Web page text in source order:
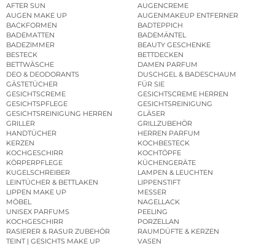
AFTER SUN
AUGENCREME
AUGEN MAKE UP
AUGENMAKEUP ENTFERNER
BACKFORMEN
BADTEPPICH
BADEMATTEN
BADEMÄNTEL
BADEZIMMER
BEAUTY GESCHENKE
BESTECK
BETTDECKEN
BETTWÄSCHE
DAMEN PARFUM
DEO & DEODORANTS
DUSCHGEL & BADESCHAUM
GÄSTETÜCHER
FÜR SIE
GESICHTSCREME
GESICHTSCREME HERREN
GESICHTSPFLEGE
GESICHTSREINIGUNG
GESICHTSREINIGUNG HERREN
GLÄSER
GRILLER
GRILLZUBEHÖR
HANDTÜCHER
HERREN PARFUM
KERZEN
KOCHBESTECK
KOCHGESCHIRR
KOCHTÖPFE
KÖRPERPFLEGE
KÜCHENGERÄTE
KUGELSCHREIBER
LAMPEN & LEUCHTEN
LEINTÜCHER & BETTLAKEN
LIPPENSTIFT
LIPPEN MAKE UP
MESSER
MÖBEL
NAGELLACK
UNISEX PARFUMS
PEELING
KOCHGESCHIRR
PORZELLAN
RASIERER & RASUR ZUBEHÖR
RAUMDÜFTE & KERZEN
TEINT | GESICHTS MAKE UP
VASEN